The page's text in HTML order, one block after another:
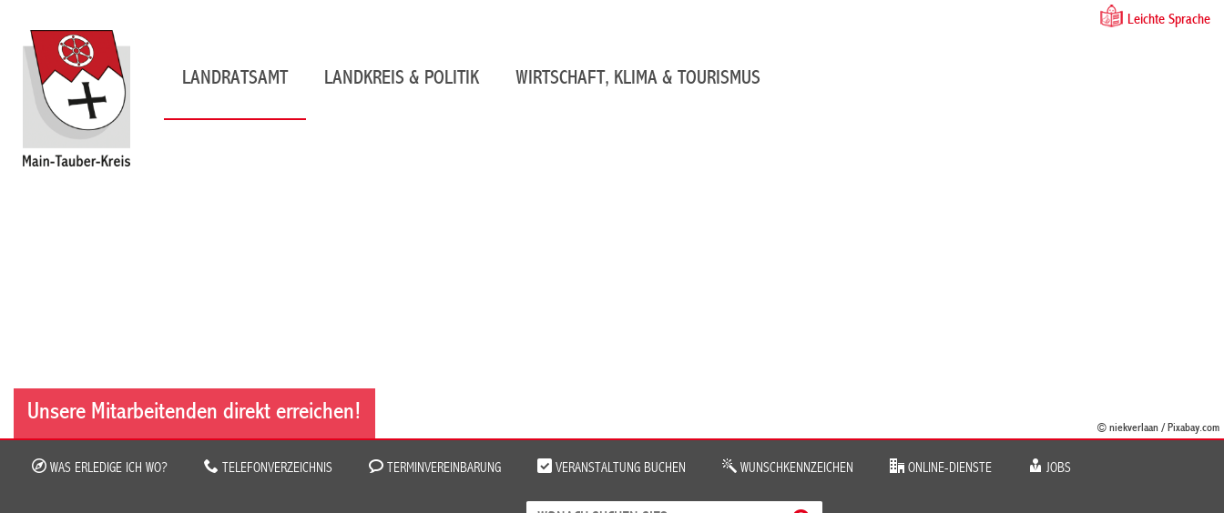
Leichte Sprache
LANDRATSAMT LANDKREIS & POLITIK WIRTSCHAFT, KLIMA & TOURISMUS
Unsere Mitarbeitenden direkt erreichen!
© niekverlaan / Pixabay.com
WAS ERLEDIGE ICH WO? TELEFONVERZEICHNIS TERMINVEREINBARUNG VERANSTALTUNG BUCHEN WUNSCHKENNZEICHEN ONLINE-DIENSTE JOBS